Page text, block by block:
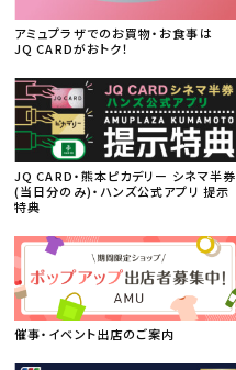
アミュプラザでのお買物・お食事は
JQ CARDがおトク！
JQ CARD・熊本ピカデリー シネマ半券
(当日分のみ)・ハンズ公式アプリ 提示
特典
催事・イベント出店のご案内